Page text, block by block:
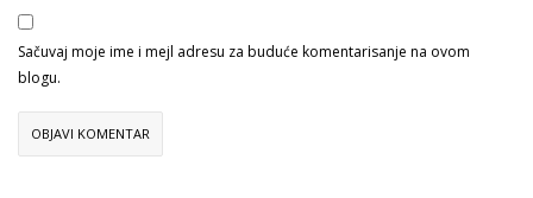
Sačuvaj moje ime i mejl adresu za buduće komentarisanje na ovom
blogu.